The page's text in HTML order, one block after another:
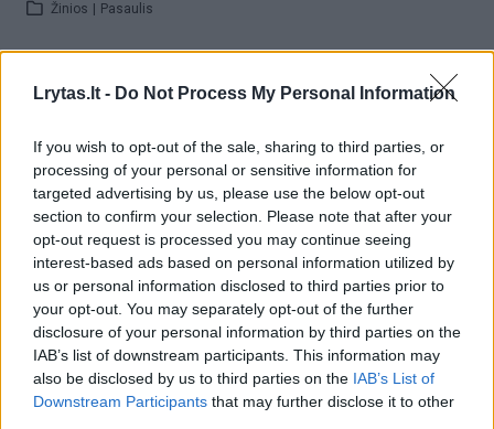
Lrytas.lt - Do Not Process My Personal Information
If you wish to opt-out of the sale, sharing to third parties, or
processing of your personal or sensitive information for
targeted advertising by us, please use the below opt-out
section to confirm your selection. Please note that after your
opt-out request is processed you may continue seeing
interest-based ads based on personal information utilized by
us or personal information disclosed to third parties prior to
your opt-out. You may separately opt-out of the further
disclosure of your personal information by third parties on the
IAB’s list of downstream participants. This information may
also be disclosed by us to third parties on the IAB’s List of
Downstream Participants that may further disclose it to other
Žinios Pasaulis
Visi įrašai
Žiūrimiausi įrašai
00:00:30
Vaizdai iš tragiškos avarijos Vilniaus r.: dviejų moterų ir
vaiko gyvybių išgelbėti nepavyko
Žinios | Lietuvos diena
00:00:57
Savaitės vidurys nusimato karštas: temperatūra kils iki